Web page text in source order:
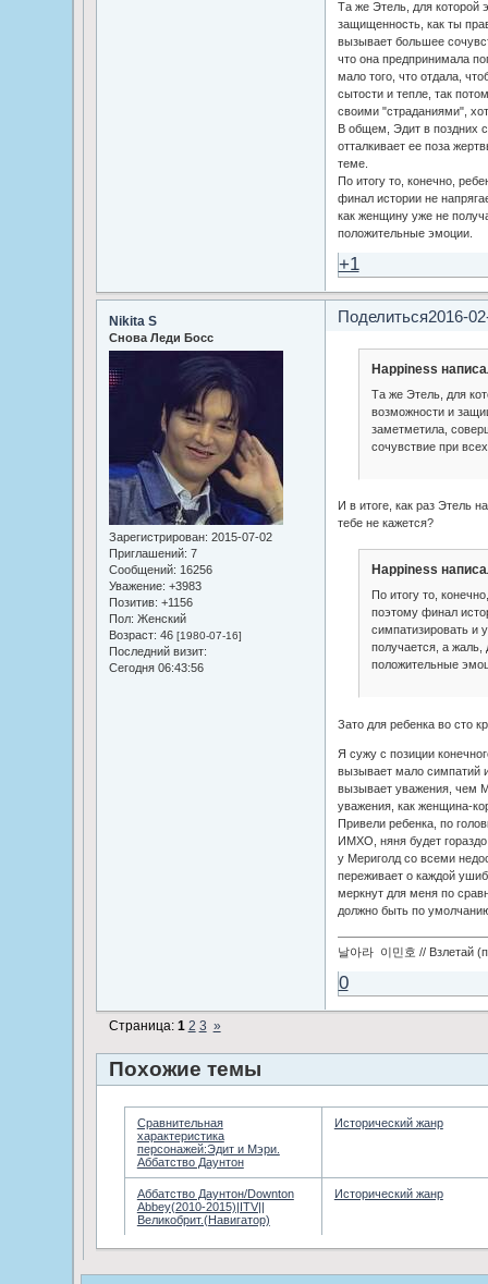
Та же Этель, для которой
защищенность, как ты
вызывает большее
что она предпринимала
мало того, что отдала,
сытости и тепле, так
своими "страданиями",
В общем, Эдит в поздних
отталкивает ее поза
теме.
По итогу то, конечно,
финал истории не
как женщину уже не
положительные эмоции.
+1
Поделиться2016-
Nikita S
Снова Леди Босс
Зарегистрирован: 2015-07-02
Приглашений: 7
Сообщений: 16256
Уважение: +3983
Позитив: +1156
Пол: Женский
Возраст: 46 [1980-07-16]
Последний визит:
Сегодня 06:43:56
Happiness
Та же Этель, для
возможности и
заметметила,
сочувствие при
И в итоге, как раз Этель
тебе не кажется?
Happiness
По итогу то,
поэтому финал
симпатизировать и
получается, а
положительные
Зато для ребенка во сто
Я сужу с позиции
вызывает мало симпатий
вызывает уважения, чем
уважения, как женщина-
Привели ребенка, по
ИМХО, няня будет
у Мериголд со всеми
переживает о каждой
меркнут для меня по
должно быть по
날아라 이민호 // Взлетай
0
Страница: 1 2 3 »
Похожие темы
Сравнительная
характеристика
персонажей:Эдит и Мэри.
Аббатство Даунтон
Исторический жанр
Аббатство Даунтон/Downton
Abbey(2010-2015)|ITV||
Великобрит.(Навигатор)
Исторический жанр